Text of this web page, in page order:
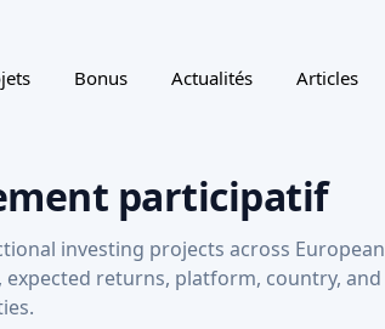
Bonus Actualités Articles
participatif
investing projects across European
returns, platform, country, and